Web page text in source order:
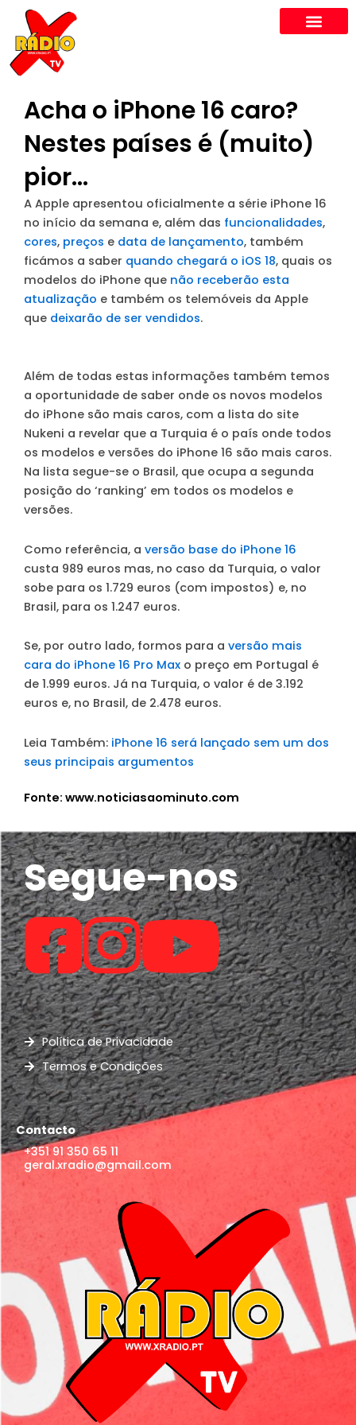
content
Acha o iPhone 16 caro?
Nestes países é (muito)
pior…
A Apple apresentou oficialmente a série iPhone 16
no início da semana e, além das funcionalidades,
cores, preços e data de lançamento, também
ficámos a saber quando chegará o iOS 18, quais os
modelos do iPhone que não receberão esta
atualização e também os telemóveis da Apple
que deixarão de ser vendidos.
Além de todas estas informações também temos
a oportunidade de saber onde os novos modelos
do iPhone são mais caros, com a lista do site
Nukeni a revelar que a Turquia é o país onde todos
os modelos e versões do iPhone 16 são mais caros.
Na lista segue-se o Brasil, que ocupa a segunda
posição do ‘ranking’ em todos os modelos e
versões.
Como referência, a versão base do iPhone 16
custa 989 euros mas, no caso da Turquia, o valor
sobe para os 1.729 euros (com impostos) e, no
Brasil, para os 1.247 euros.
Se, por outro lado, formos para a versão mais
cara do iPhone 16 Pro Max o preço em Portugal é
de 1.999 euros. Já na Turquia, o valor é de 3.192
euros e, no Brasil, de 2.478 euros.
Leia Também: iPhone 16 será lançado sem um dos
seus principais argumentos
Fonte: www.noticiasaominuto.com
Segue-nos
Política de Privacidade
Termos e Condições
Contacto
+351 91 350 65 11
geral.xradio@gmail.com